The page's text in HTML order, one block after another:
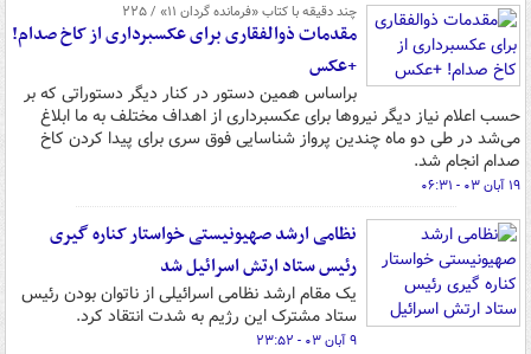
چند دقیقه با کتاب‌ «فرمانده گردان ۱۱» / ۲۲۵
مقدمات ذوالفقاری برای عکسبرداری از کاخ صدام!
+عکس
براساس همین دستور در کنار دیگر دستوراتی که بر
حسب اعلام نیاز دیگر نیروها برای عکسبرداری از اهداف مختلف به ما ابلاغ
می‌شد در طی دو ماه چندین پرواز شناسایی فوق سری برای پیدا کردن کاخ
صدام انجام شد.
۱۹ آبان ۰۳ - ۰۶:۳۱
نظامی ارشد صهیونیستی خواستار کناره گیری
رئیس ستاد ارتش اسرائیل شد
یک مقام ارشد نظامی اسرائیلی از ناتوان بودن رئیس
ستاد مشترک این رژیم به شدت انتقاد کرد.
۹ آبان ۰۳ - ۲۳:۵۲